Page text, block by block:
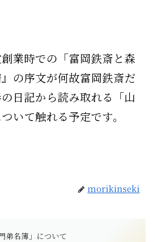
業時での「富岡鉄斎と森
の序文が何故富岡鉄斎だ
日記から読み取れる「山
いて触れる予定です。
morikinseki
弟名簿」について